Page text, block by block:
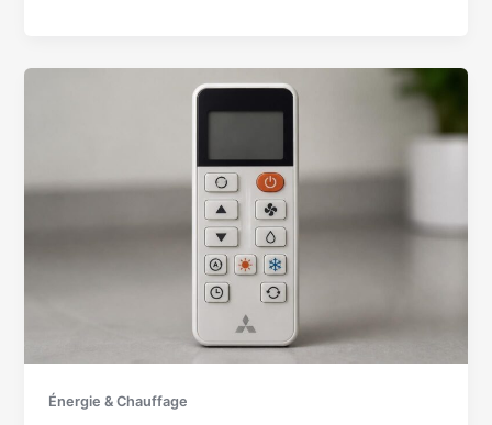
Énergie & Chauffage